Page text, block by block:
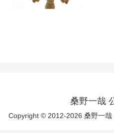
桑野一哉
Copyright © 2012-2026 桑野一哉